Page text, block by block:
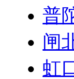
普
闸
虹